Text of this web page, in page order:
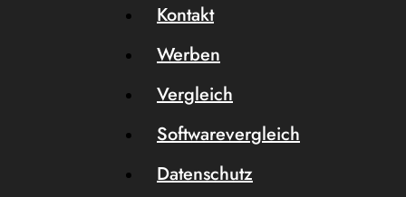
Kontakt
Werben
Vergleich
Softwarevergleich
Datenschutz